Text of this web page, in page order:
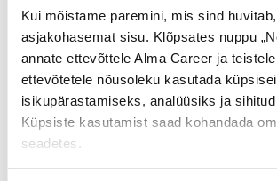
Kui mõistame paremini, mis sind
asjakohasemat sisu. Klõpsates nuppu
annate ettevõttele Alma Career ja
ettevõtetele nõusoleku kasutada
isikupärastamiseks, analüüsiks ja
Küpsiste kasutamist saad kohandada
seadetes.
Palk alates
2500€
Lisateenimise
võimalus
Jaga postitust